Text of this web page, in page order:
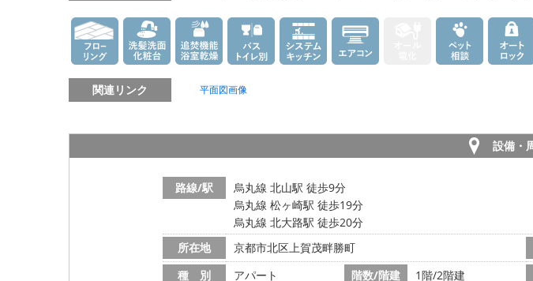
関連リンク 平面図画像
設備・
路線/駅
烏丸線 北山駅 徒歩9分
烏丸線 松ヶ崎駅 徒歩19分
烏丸線 北大路駅 徒歩20分
所在地
京都市北区上賀茂畔勝町
種 別
アパート 階数/階建 1階/2階建